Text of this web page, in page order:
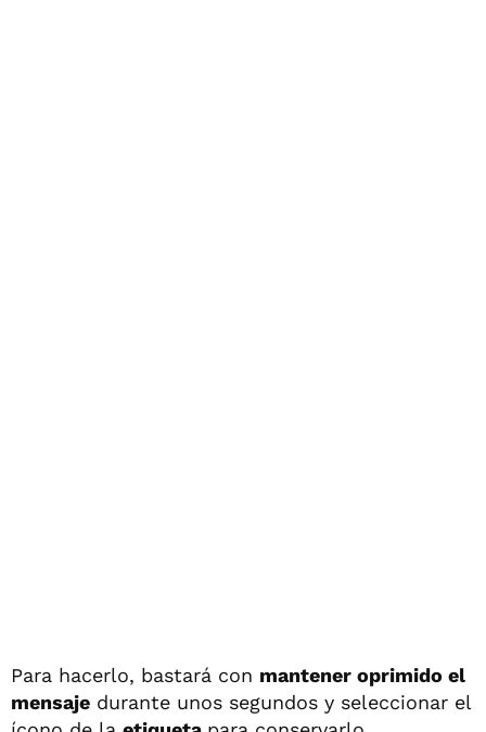
Para hacerlo, bastará con mantener oprimido el
mensaje durante unos segundos y seleccionar el